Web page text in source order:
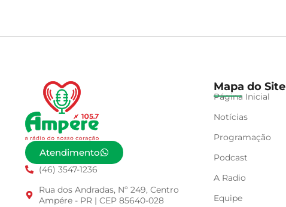
Atendimento
(46) 3547-1236
Rua dos Andradas, Nº 249, Centro
Ampére - PR | CEP 85640-028
Mapa do Site
Página Inicial
Notícias
Programação
Podcast
A Radio
Equipe